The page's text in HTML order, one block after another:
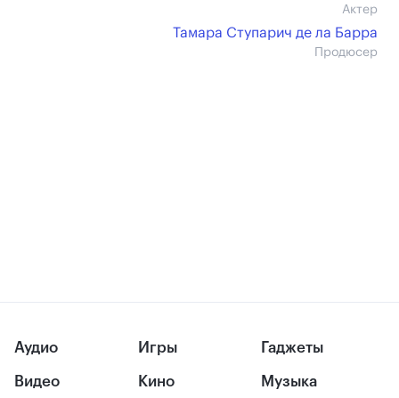
Актер
Тамара Ступарич де ла Барра
Продюсер
Аудио
Видео
Игры
Кино
Гаджеты
Музыка